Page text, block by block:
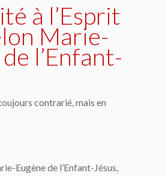
à l’Esprit
Marie-
l’Enfant-
toujours contrarié, mais en
Eugène de l’Enfant-Jésus,